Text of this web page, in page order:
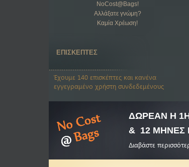
NoCost@Bags!
Αλλάξατε γνώμη?
Καμία Χρέωση!
ΕΠΙΣΚΕΠΤΕΣ
Έχουμε 140 επισκέπτες και κανένα
εγγεγραμένο χρήστη συνδεδεμένους
ΔΩΡΕΑΝ Η
& 12 ΜΗΝΕΣ
Διαβάστε